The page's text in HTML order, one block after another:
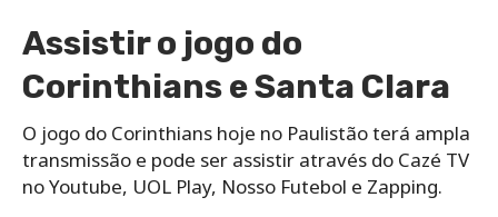
Assistir o jogo do
Corinthians e Santa Clara
O jogo do Corinthians hoje no Paulistão terá ampla
transmissão e pode ser assistir através do Cazé TV
no Youtube, UOL Play, Nosso Futebol e Zapping.